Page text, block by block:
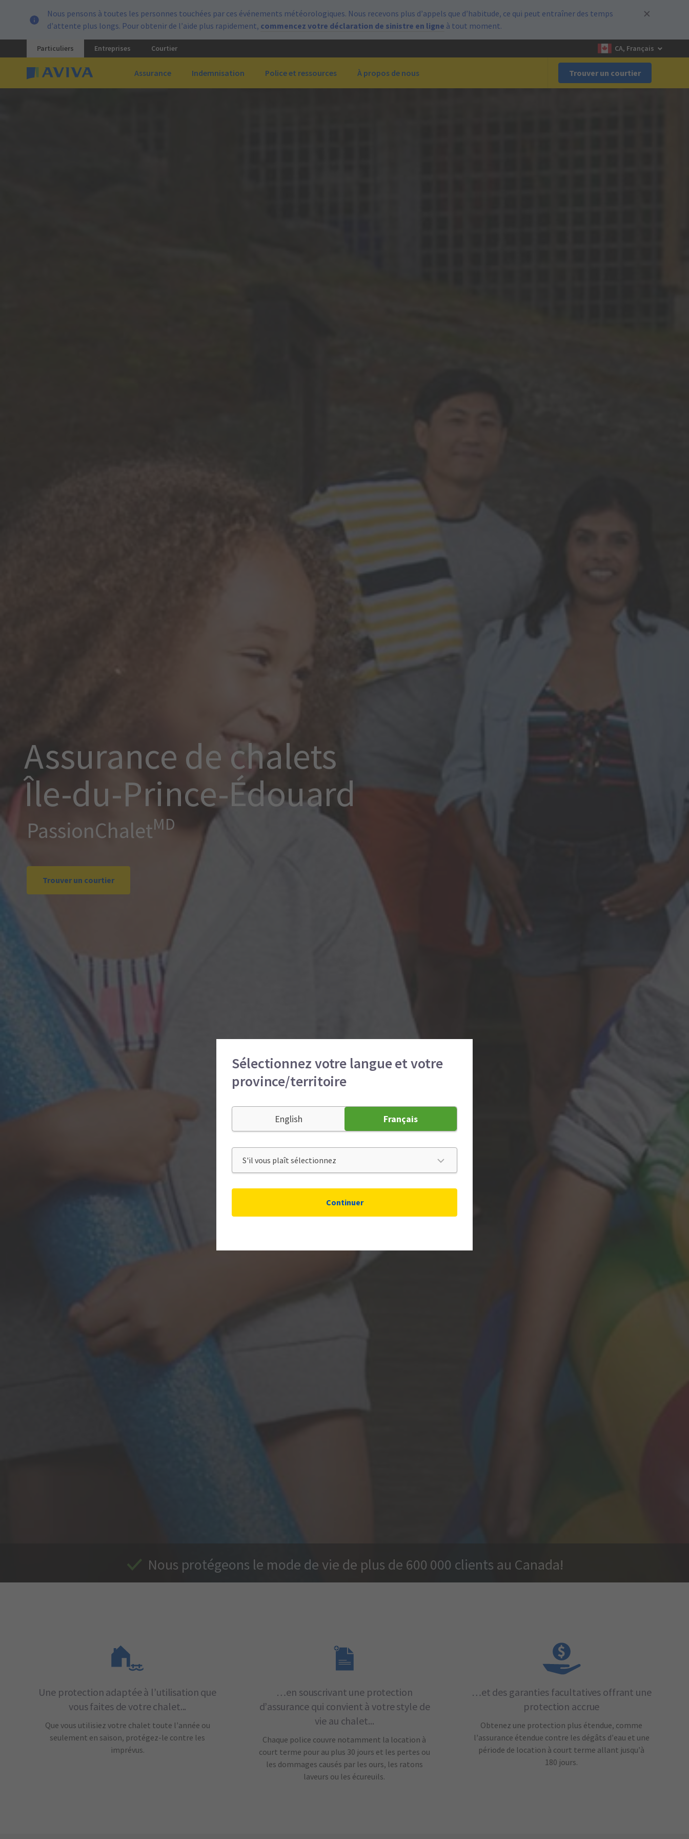
Nous pensons à toutes les personnes touchées par ces événements météorologiques. Nous recevons plus d’appels que d’habitude, ce qui peut entraîner des temps
d’attente plus longs. Pour obtenir de l’aide plus rapidement, commencez votre déclaration de sinistre en ligne à tout moment.
Particuliers Entreprises Courtier CA, Français
Assurance Indemnisation Police et ressources À propos de nous Trouver un courtier
Assurance de chalets
Île-du-Prince-Édouard
PassionChaletMD
Trouver un courtier
Nous protégeons le mode de vie de plus de 600 000 clients au Canada!
Une protection adaptée à l’utilisation que
vous faites de votre chalet...
Que vous utilisiez votre chalet toute l’année ou
seulement en saison, protégez-le contre les
imprévus.
…en souscrivant une protection
d’assurance qui convient à votre style de
vie au chalet...
Chaque police couvre notamment la location à
court terme pour au plus 30 jours et les pertes ou
les dommages causés par les ours, les ratons
laveurs ou les écureuils.
…et des garanties facultatives offrant une
protection accrue
Obtenez une protection plus étendue, comme
l’assurance étendue contre les dégâts d’eau et une
période de location à court terme allant jusqu’à
180 jours.
Sélectionnez votre langue et votre
province/territoire
English Français
Continuer